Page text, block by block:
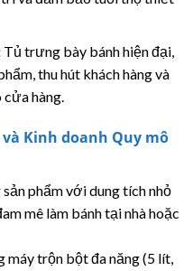
Tủ trưng bày bánh hiện đại,
thu hút khách hàng và
hàng.
Kinh doanh Quy mô
phẩm với dung tích nhỏ
mê làm bánh tại nhà hoặc
máy trộn bột đa năng (5 lít,